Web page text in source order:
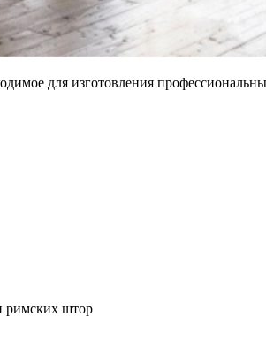
для изготовления
римских штор